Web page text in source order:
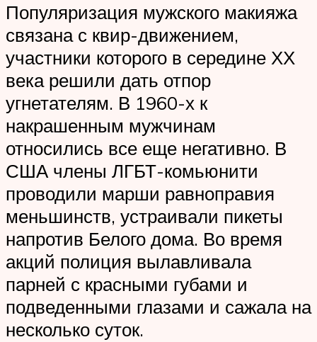
Популяризация мужского макияжа
связана с квир-движением,
участники которого в середине ХХ
века решили дать отпор
угнетателям. В 1960-х к
накрашенным мужчинам
относились все еще негативно. В
США члены ЛГБТ-комьюнити
проводили марши равноправия
меньшинств, устраивали пикеты
напротив Белого дома. Во время
акций полиция вылавливала
парней с красными губами и
подведенными глазами и сажала на
несколько суток.